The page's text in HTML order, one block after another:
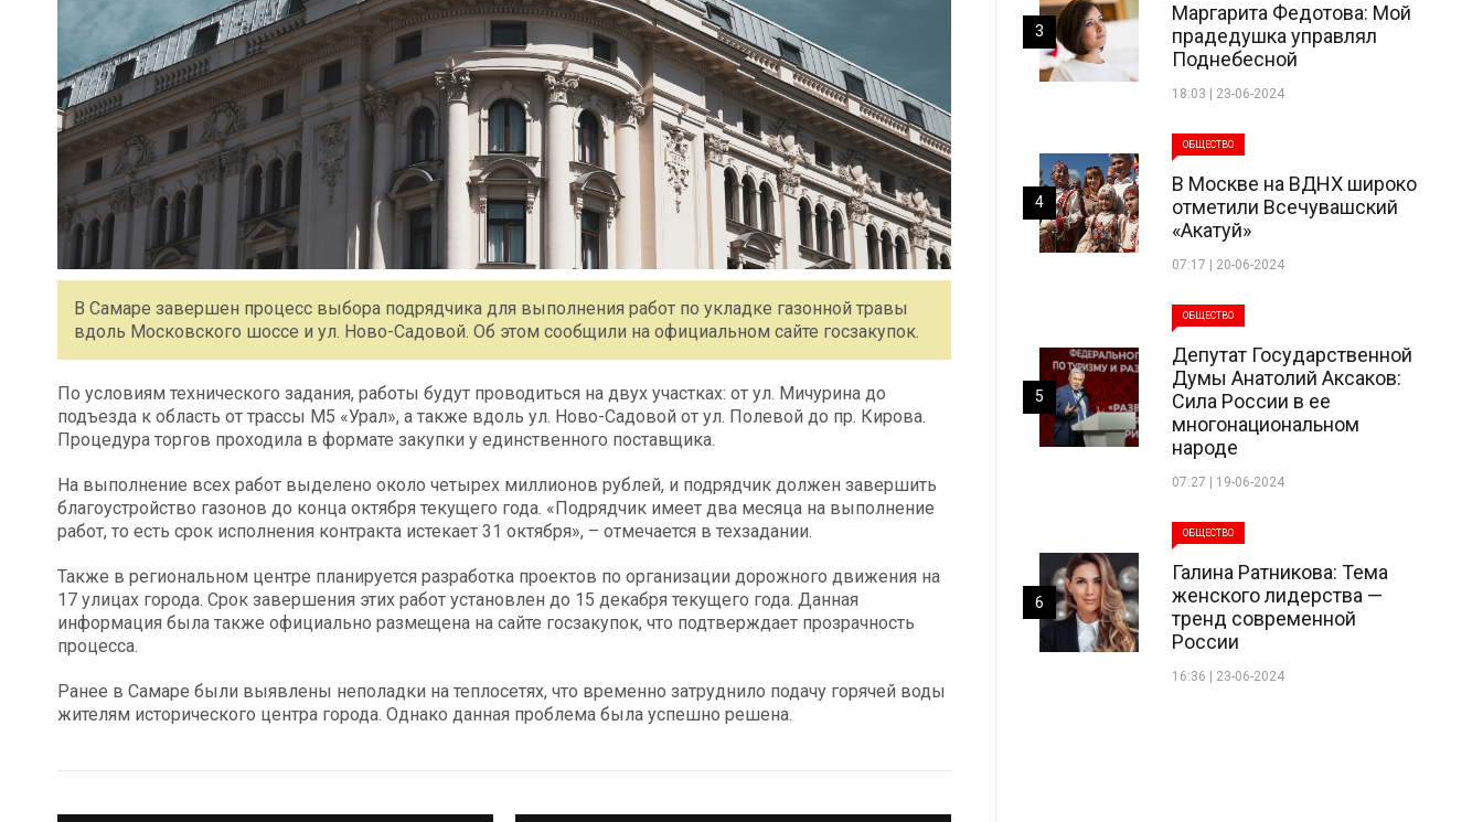
В Самаре завершен процесс выбора подрядчика для выполнения работ по укладке газонной травы
вдоль Московского шоссе и ул. Ново-Садовой. Об этом сообщили на официальном сайте госзакупок.
По условиям технического задания, работы будут проводиться на двух участках: от ул. Мичурина до
подъезда к область от трассы М5 «Урал», а также вдоль ул. Ново-Садовой от ул. Полевой до пр. Кирова.
Процедура торгов проходила в формате закупки у единственного поставщика.
На выполнение всех работ выделено около четырех миллионов рублей, и подрядчик должен завершить
благоустройство газонов до конца октября текущего года. «Подрядчик имеет два месяца на выполнение
работ, то есть срок исполнения контракта истекает 31 октября», – отмечается в техзадании.
Также в региональном центре планируется разработка проектов по организации дорожного движения на
17 улицах города. Срок завершения этих работ установлен до 15 декабря текущего года. Данная
информация была также официально размещена на сайте госзакупок, что подтверждает прозрачность
процесса.
Ранее в Самаре были выявлены неполадки на теплосетях, что временно затруднило подачу горячей воды
жителям исторического центра города. Однако данная проблема была успешно решена.
Маргарита Федотова: Мой
прадедушка управлял
Поднебесной
18:03 | 23-06-2024
3
ОБЩЕСТВО
В Москве на ВДНХ широко
отметили Всечувашский
«Акатуй»
07:17 | 20-06-2024
4
ОБЩЕСТВО
Депутат Государственной
Думы Анатолий Аксаков:
Сила России в ее
многонациональном
народе
07:27 | 19-06-2024
5
ОБЩЕСТВО
Галина Ратникова: Тема
женского лидерства —
тренд современной
России
16:36 | 23-06-2024
6